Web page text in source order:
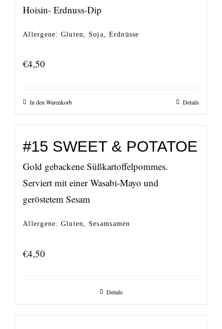
Hoisin- Erdnuss-Dip
Allergene: Gluten, Soja, Erdnüsse
€4,50
In den Warenkorb Details
#15 SWEET & POTATOE
Gold gebackene Süßkartoffelpommes.
Serviert mit einer Wasabi-Mayo und
geröstetem Sesam
Allergene: Gluten, Sesamsamen
€4,50
Details